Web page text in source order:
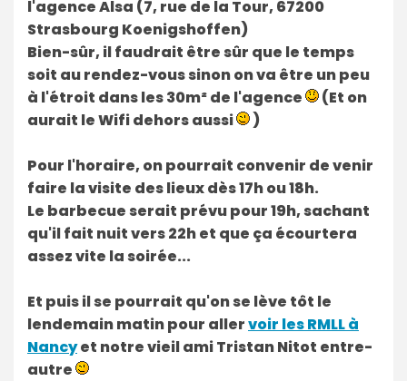
l'agence Alsa (7, rue de la Tour, 67200
Strasbourg Koenigshoffen)
Bien-sûr, il faudrait être sûr que le temps
soit au rendez-vous sinon on va être un peu
à l'étroit dans les 30m² de l'agence
(Et on
aurait le Wifi dehors aussi
)
Pour l'horaire, on pourrait convenir de venir
faire la visite des lieux dès 17h ou 18h.
Le barbecue serait prévu pour 19h, sachant
qu'il fait nuit vers 22h et que ça écourtera
assez vite la soirée...
Et puis il se pourrait qu'on se lève tôt le
lendemain matin pour allervoir les RMLL à
Nancyet notre vieil ami Tristan Nitot entre-
autre